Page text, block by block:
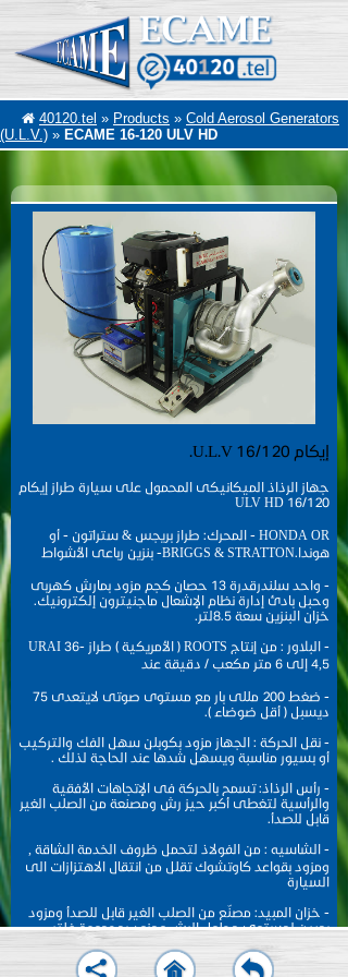
40120.tel » Products » Cold Aerosol Generators
(U.L.V.) » ECAME 16-120 ULV HD
إيكام 16/120 U.L.V.
جهاز الرذاذ الميكانيكى المحمول على سيارة طراز إيكام
16/120 ULV HD
HONDA OR - المحرك: طراز بريجس & ستراتون - أو
هوندا.BRIGGS & STRATTON- بنزين رباعى الأشواط
- واحد سلندرقدرة 13 حصان كجم مزود بمارش كهربى
وحبل بادئ إدارة نظام الإشعال ماجنيترون إلكترونيك.
خزان البنزين سعة 8.5لتر.
- البلاور : من إنتاج ROOTS ( الأمريكية ) طراز URAI 36-
4,5 إلى 6 متر مكعب / دقيقة عند
- ضغط 200 مللى بار مع مستوى صوتى لايتعدى 75
ديسبل ( أقل ضوضاء ).
- نقل الحركة : الجهاز مزود بكوبلن سهل الفك والتركيب
أو بسيور مناسبة ويسهل شدها عند الحاجة لذلك .
- رأس الرذاذ: تسمح بالحركة فى الإتجاهات الأفقية
والرأسية لتغطى أكبر حيز رش ومصنعة من الصلب الغير
قابل للصدأ.
- الشاسيه : من الفولاذ لتحمل ظروف الخدمة الشاقة ,
ومزود بقواعد كاوتشوك تقلل من انتقال الاهتزازات الى
السيارة
- خزان المبيد: مصنّع من الصلب الغير قابل للصدأ ومزود
بمبين لمستوى محلول الرش ومزود بمجموعة فلتر
- يورد مع الجهاز شنطة عدة وكتيب تعليمات التشغيل